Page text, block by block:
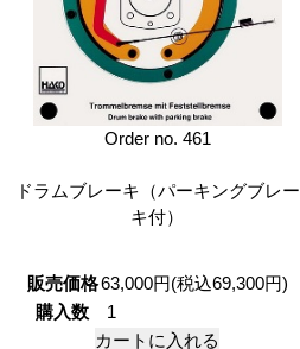
Order no. 461
ドラムブレーキ（パーキングブレー
キ付）
販売価格63,000円(税込69,300円)
購入数